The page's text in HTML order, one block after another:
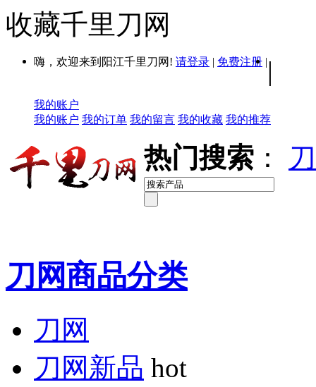
收藏千里刀网
嗨，欢迎来到阳江千里刀网! 请登录 | 免费注册 | |
我的账户
我的账户 我的订单 我的留言 我的收藏 我的推荐
热门搜索 ：
刀网商品分类
刀网
刀网新品 hot